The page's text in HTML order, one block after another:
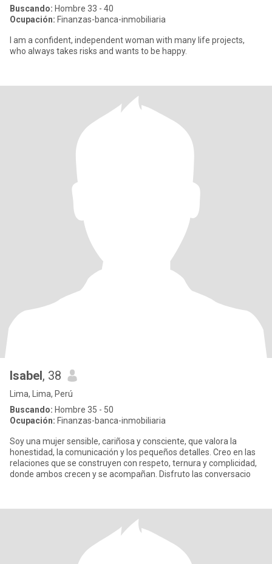
Buscando: Hombre 33 - 40
Ocupación: Finanzas-banca-inmobiliaria
I am a confident, independent woman with many life projects,
who always takes risks and wants to be happy.
Isabel, 38
Lima, Lima, Perú
Buscando: Hombre 35 - 50
Ocupación: Finanzas-banca-inmobiliaria
Soy una mujer sensible, cariñosa y consciente, que valora la
honestidad, la comunicación y los pequeños detalles. Creo en las
relaciones que se construyen con respeto, ternura y complicidad,
donde ambos crecen y se acompañan. Disfruto las conversacio